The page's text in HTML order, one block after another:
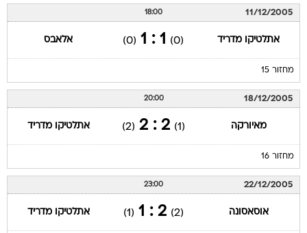
11/12/2005
18:00
אתלטיקו מדריד (0)
1 : 1
(0) אלאבס
מחזור 15
18/12/2005
20:00
מאיורקה (1)
2 : 2
(2) אתלטיקו מדריד
מחזור 16
22/12/2005
23:00
אוסאסונה (2)
2 : 1
(1) אתלטיקו מדריד